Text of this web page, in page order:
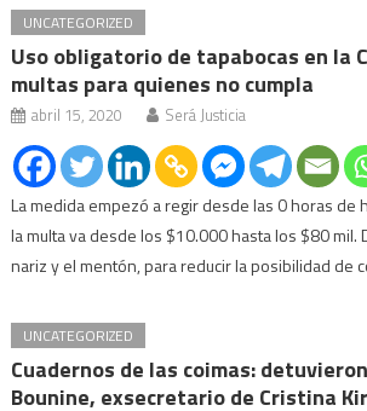
UNCATEGORIZED
Uso obligatorio de tapabocas en la
multas para quienes no cumpla
abril 15, 2020 Será Justicia
La medida empezó a regir desde las 0 horas de
la multa va desde los $10.000 hasta los $80 mil.
nariz y el mentón, para reducir la posibilidad de
UNCATEGORIZED
Cuadernos de las coimas:
Bounine, exsecretario de Cristina